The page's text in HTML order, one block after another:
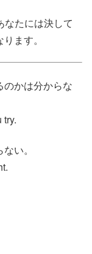
なたには決して
ます。
かは分からな
い。